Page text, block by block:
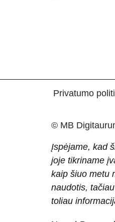
Privatumo
© MB
Įspėjame, kad
joje tikriname
kaip šiuo metu
naudotis,
toliau